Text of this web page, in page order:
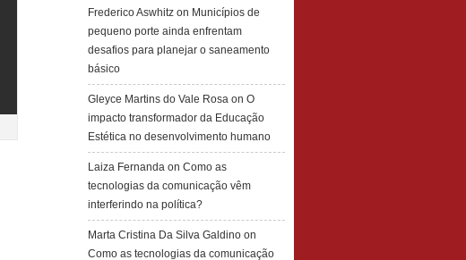
Frederico Aswhitz on Municípios de
pequeno porte ainda enfrentam
desafios para planejar o saneamento
básico
Gleyce Martins do Vale Rosa on O
impacto transformador da Educação
Estética no desenvolvimento humano
Laiza Fernanda on Como as
tecnologias da comunicação vêm
interferindo na política?
Marta Cristina Da Silva Galdino on
Como as tecnologias da comunicação